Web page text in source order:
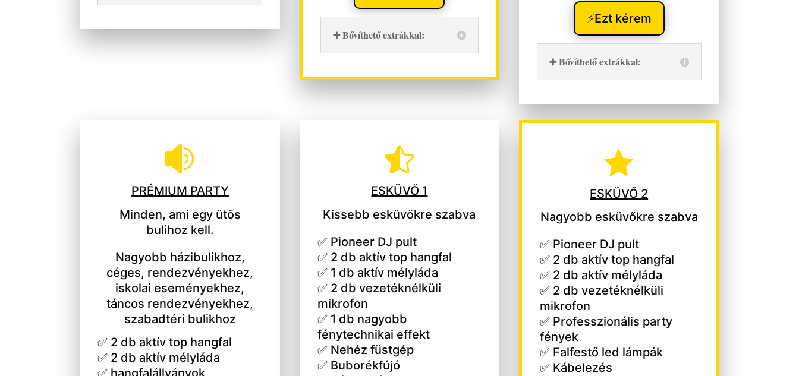
➕ Bővíthető extrákkal:
⚡Ezt kérem
➕ Bővíthető extrákkal:

PRÉMIUM PARTY
Minden, ami egy ütős
bulihoz kell.
Nagyobb házibulikhoz,
céges, rendezvényekhez,
iskolai eseményekhez,
táncos rendezvényekhez,
szabadtéri bulikhoz
✅ 2 db aktív top hangfal
✅ 2 db aktív mélyláda
✅ hangfalállványok

ESKÜVŐ 1
Kissebb esküvőkre szabva
✅ Pioneer DJ pult
✅ 2 db aktív top hangfal
✅ 1 db aktív mélyláda
✅ 2 db vezetéknélküli
mikrofon
✅ 1 db nagyobb
fénytechnikai effekt
✅ Nehéz füstgép
✅ Buborékfújó

ESKÜVŐ 2
Nagyobb esküvőkre szabva
✅ Pioneer DJ pult
✅ 2 db aktív top hangfal
✅ 2 db aktív mélyláda
✅ 2 db vezetéknélküli
mikrofon
✅ Professzionális party
fények
✅ Falfestő led lámpák
✅ Kábelezés